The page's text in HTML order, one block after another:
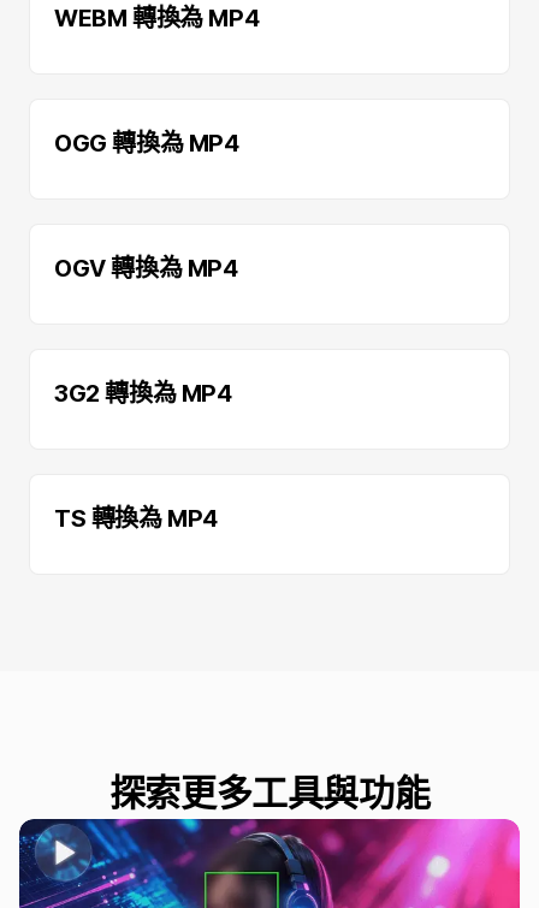
WEBM 轉換為 MP4
OGG 轉換為 MP4
OGV 轉換為 MP4
3G2 轉換為 MP4
TS 轉換為 MP4
探索更多工具與功能